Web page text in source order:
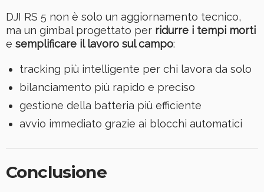
DJI RS 5 non è solo un aggiornamento tecnico,
ma un gimbal progettato per ridurre i tempi morti
e semplificare il lavoro sul campo:
tracking più intelligente per chi lavora da solo
bilanciamento più rapido e preciso
gestione della batteria più efficiente
avvio immediato grazie ai blocchi automatici
Conclusione